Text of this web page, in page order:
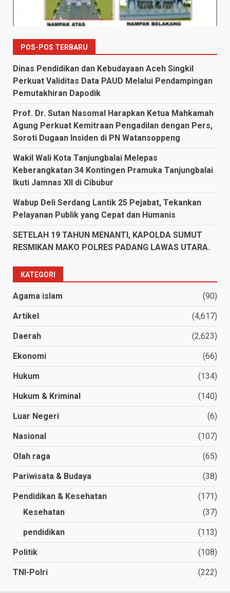
POS-POS TERBARU
Dinas Pendidikan dan Kebudayaan Aceh Singkil
Perkuat Validitas Data PAUD Melalui Pendampingan
Pemutakhiran Dapodik
Prof. Dr. Sutan Nasomal Harapkan Ketua Mahkamah
Agung Perkuat Kemitraan Pengadilan dengan Pers,
Soroti Dugaan Insiden di PN Watansoppeng
Wakil Wali Kota Tanjungbalai Melepas
Keberangkatan 34 Kontingen Pramuka Tanjungbalai
Ikuti Jamnas XII di Cibubur
Wabup Deli Serdang Lantik 25 Pejabat, Tekankan
Pelayanan Publik yang Cepat dan Humanis
SETELAH 19 TAHUN MENANTI, KAPOLDA SUMUT
RESMIKAN MAKO POLRES PADANG LAWAS UTARA.
KATEGORI
Agama islam (90)
Artikel (4,617)
Daerah (2,623)
Ekonomi (66)
Hukum (134)
Hukum & Kriminal (140)
Luar Negeri (6)
Nasional (107)
Olah raga (65)
Pariwisata & Budaya (38)
Pendidikan & Kesehatan
(171)
Kesehatan
(37)
pendidikan (113)
Politik (108)
TNI-Polri (222)